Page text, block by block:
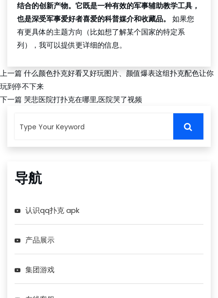
结合的创新产物。它既是一种有效的军事辅助教学工具，
也是深受军事爱好者喜爱的科普媒介和收藏品。
如果您
有更具体的主题方向（比如想了解某个国家的特定系
列），我可以提供更详细的信息。
上一篇什么颜色扑克好看又好玩图片、颜值爆表这组扑克配色让你
玩到停不下来
下一篇 哭悲医院打扑克在哪里,医院哭了视频
导航
认识qq扑克 apk
产品展示
集团游戏